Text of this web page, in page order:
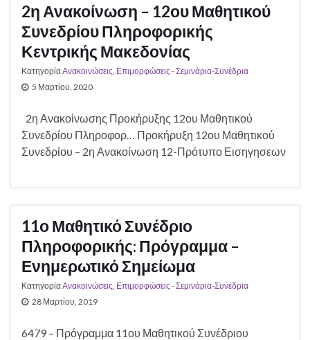
2η Ανακοίνωση – 12ου Μαθητικού
Συνεδρίου Πληροφορικής
Κεντρικής Μακεδονίας
ΚατηγορίαΑνακοινώσεις Επιμορφώσεις - Σεμινάρια-Συνέδρια
5 Μαρτίου, 2020
2η Ανακοίνωσης Προκήρυξης 12ου Μαθητικού
Συνεδρίου Πληροφορ… Προκήρυξη 12ου Μαθητικού
Συνεδρίου – 2η Ανακοίνωση 12-Πρότυπο Εισηγησεων
11ο Μαθητικό Συνέδριο
Πληροφορικής: Πρόγραμμα –
Ενημερωτικό Σημείωμα
ΚατηγορίαΑνακοινώσεις Επιμορφώσεις - Σεμινάρια-Συνέδρια
28 Μαρτίου, 2019
6479 – Πρόγραμμα 11ου Μαθητικού Συνέδριου